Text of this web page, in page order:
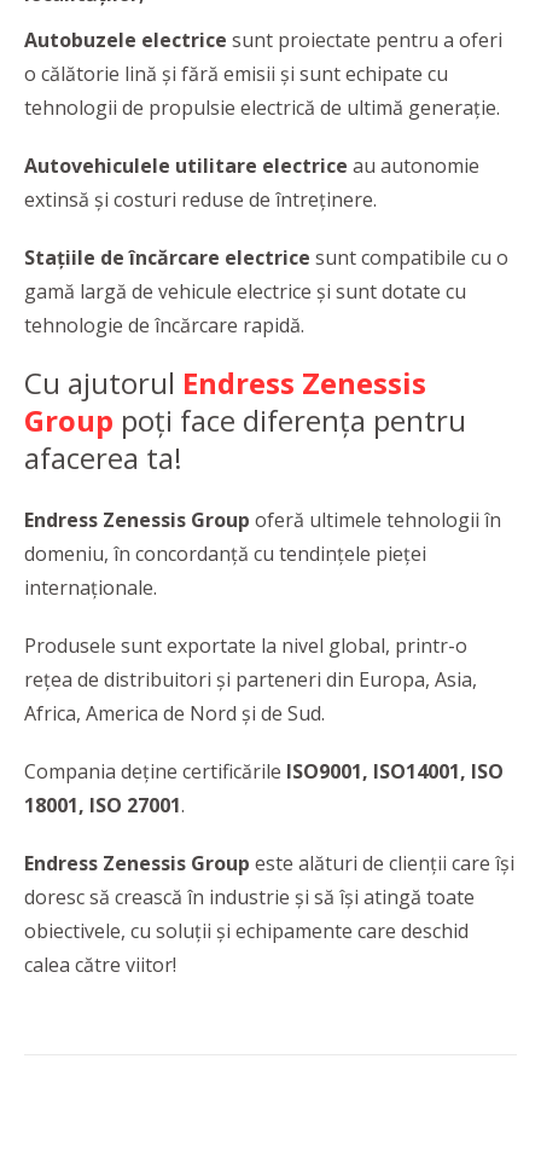
Autobuzele electrice sunt proiectate pentru a oferi
o călătorie lină și fără emisii și sunt echipate cu
tehnologii de propulsie electrică de ultimă generație.
Autovehiculele utilitare electrice au autonomie
extinsă și costuri reduse de întreținere.
Stațiile de încărcare electrice sunt compatibile cu o
gamă largă de vehicule electrice și sunt dotate cu
tehnologie de încărcare rapidă.
Cu ajutorul Endress Zenessis
Group poți face diferența pentru
afacerea ta!
Endress Zenessis Group oferă ultimele tehnologii în
domeniu, în concordanță cu tendințele pieței
internaționale.
Produsele sunt exportate la nivel global, printr-o
rețea de distribuitori și parteneri din Europa, Asia,
Africa, America de Nord și de Sud.
Compania deține certificările ISO9001, ISO14001, ISO
18001, ISO 27001.
Endress Zenessis Group este alături de clienții care își
doresc să crească în industrie și să își atingă toate
obiectivele, cu soluții și echipamente care deschid
calea către viitor!